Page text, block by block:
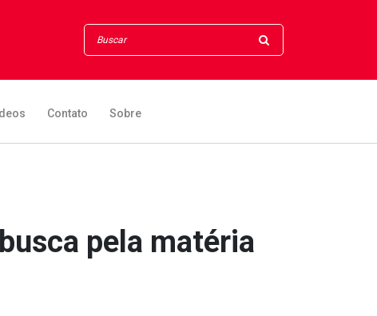
Contato Sobre
pela matéria